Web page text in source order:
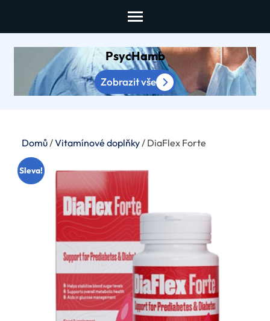
content
PsycHamb
Zobrazit vše
Domů/Vitamínové doplňky/ DiaFlex Forte
Sleva!